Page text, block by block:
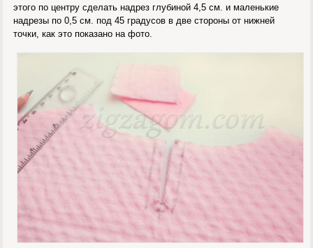
этого по центру сделать надрез глубиной 4,5 см. и маленькие
надрезы по 0,5 см. под 45 градусов в две стороны от нижней
точки, как это показано на фото.